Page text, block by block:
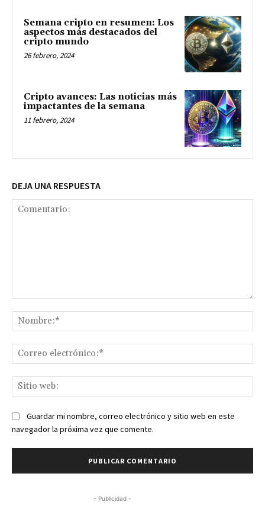
Semana cripto en resumen: Los
aspectos más destacados del
cripto mundo
26 febrero, 2024
Cripto avances: Las noticias más
impactantes de la semana
11 febrero, 2024
DEJA UNA RESPUESTA
Guardar mi nombre, correo electrónico y sitio web en este
navegador la próxima vez que comente.
- Publicidad -